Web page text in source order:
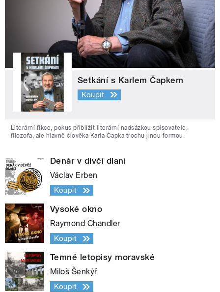
Setkání s Karlem Čapkem
Koupit
Literární fikce, pokus přiblížit literární nadsázkou spisovatele,
filozofa, ale hlavně člověka Karla Čapka trochu jinou formou.
Denár v dívčí dlani
Václav Erben
Koupit
Vysoké okno
Raymond Chandler
Koupit
Temné letopisy moravské
Miloš Šenkýř
Koupit